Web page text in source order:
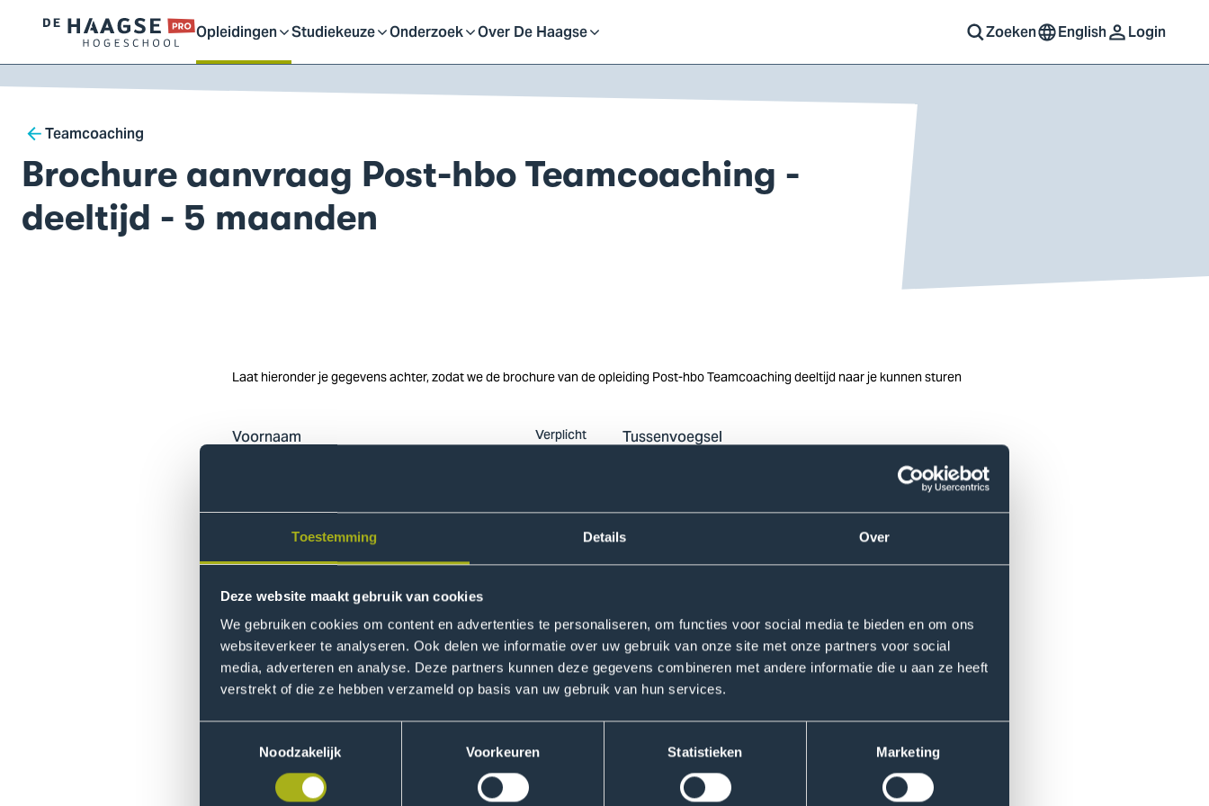
Toestemming Details Over
Deze website maakt gebruik van cookies
We gebruiken cookies om content en advertenties te personaliseren, om functies voor social media te bieden en om ons
websiteverkeer te analyseren. Ook delen we informatie over uw gebruik van onze site met onze partners voor social
media, adverteren en analyse. Deze partners kunnen deze gegevens combineren met andere informatie die u aan ze heeft
verstrekt of die ze hebben verzameld op basis van uw gebruik van hun services.
Noodzakelijk
Voorkeuren Statistieken Marketing
Logo
van
De
Hogeschool,
ga
naar
de
homepagina
Opleidingen
Open
sluit
submenu
Studiekeuze
Open
sluit
submenu
Onderzoek
Open
sluit
Over De Haagse
Open
sluit
Zoeken
English Login
Breadcrumb
Teamcoaching
Brochure aanvraag Post-hbo Teamcoaching -
deeltijd - 5 maanden
Laat hieronder je gegevens achter, zodat we de brochure van de opleiding Post-hbo Teamcoaching deeltijd naar je kunnen sturen
Voornaam Tussenvoegsel
Achternaam E-mailadres
Postcode Telefoonnummer
Ik geef toestemming om telefonisch en per e-mail benaderd te worden in het kader van mijn studiekeuze. Mijn gegevens worden vertrouwelijk
behandeld en niet langer bewaard dan nodig. Ik kan mijn toestemming op elk moment intrekken of aanpassen via
mijn voorkeuren aanpassen